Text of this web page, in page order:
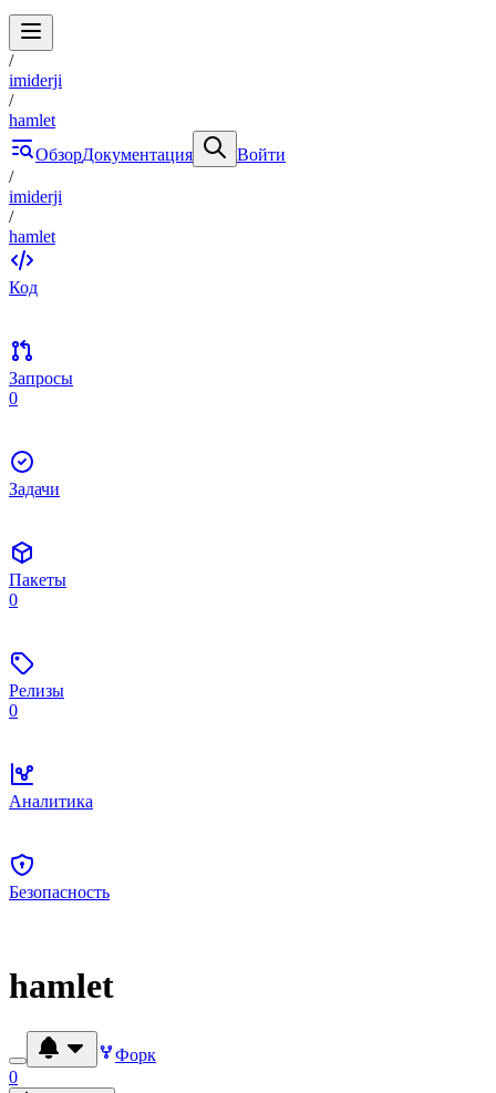
/
imiderji
/
hamlet
ОбзорДокументация
Войти
/
imiderji
/
hamlet
Код
Запросы
0
Задачи
Пакеты
0
Релизы
0
Аналитика
Безопасность
hamlet
Форк
0